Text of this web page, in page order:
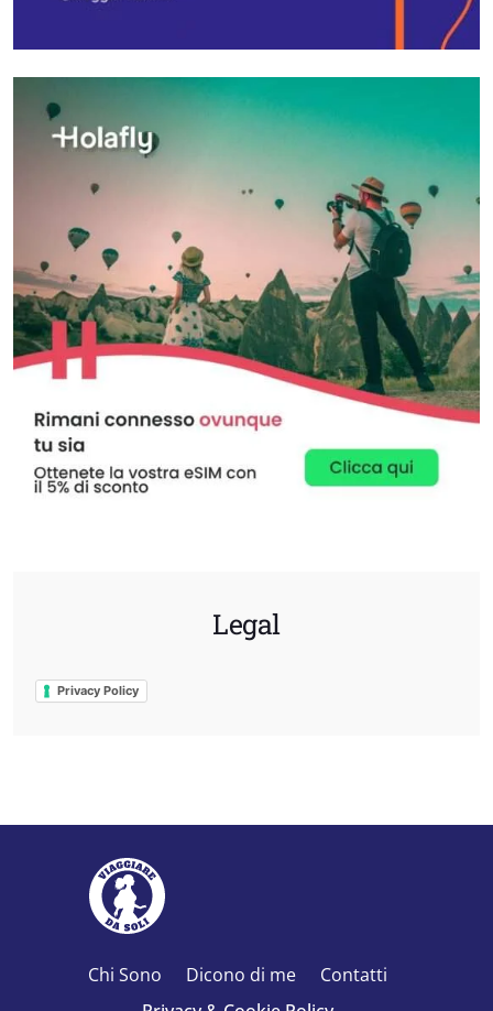
Legal
Privacy Policy
Chi Sono Dicono di me
Contatti